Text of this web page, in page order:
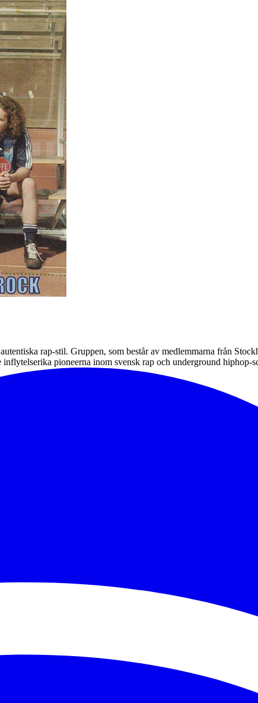
rap-stil. Gruppen, som består av medlemmarna från
pioneerna inom svensk rap och underground hiphop-